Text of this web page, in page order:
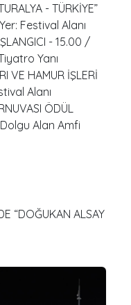
- TÜRKİYE”
Festival Alanı
- 15.00 /
Yanı
VE HAMUR İŞLERİ
Alanı
ÖDÜL
Alan Amfi
“DOĞUKAN ALSAY